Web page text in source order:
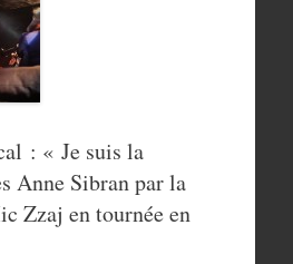
: « Je suis la
Anne Sibran par la
Zzaj en tournée en